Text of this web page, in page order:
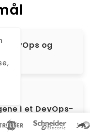
DevOps og
i et DevOps-